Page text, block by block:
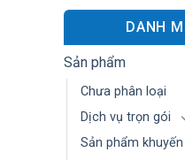
DANH
Sản phẩm
Chưa phân loại
Dịch vụ trọn gói
Sản phẩm